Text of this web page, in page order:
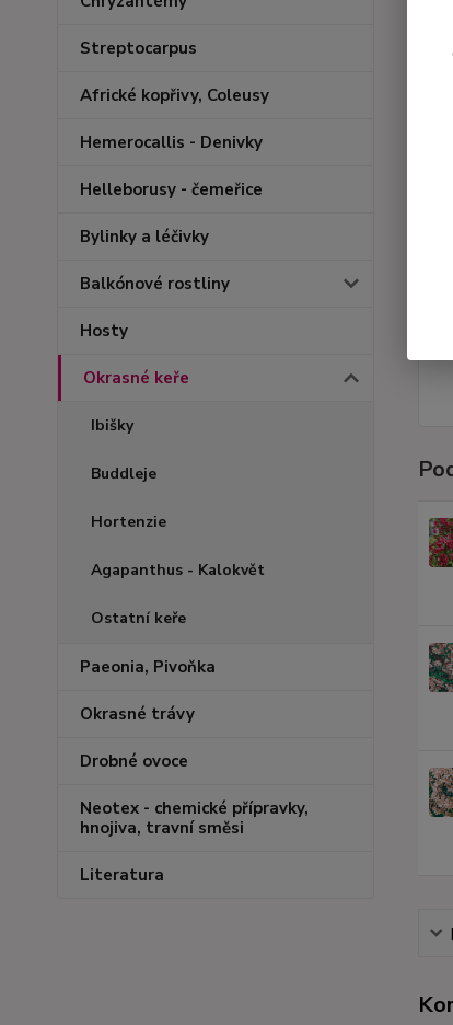
Streptocarpus
Africké kopřivy, Coleusy
Hemerocallis - Denivky
Helleborusy - čemeřice
Bylinky a léčivky
Balkónové rostliny
Hosty
Okrasné keře
Ibišky
Buddleje
Hortenzie
Agapanthus - Kalokvět
Ostatní keře
Paeonia, Pivoňka
Okrasné trávy
Drobné ovoce
Neotex - chemické přípravky,
hnojiva, travní směsi
Literatura